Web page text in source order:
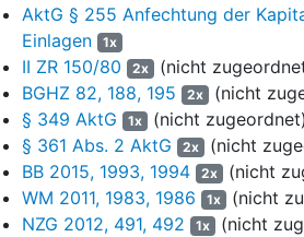
Vertretungsmacht durch den
Maßgeblich sei, inwieweit dem
Gesellschafters Bä. gegen die
Beklagten, und die Notwendigkeit
Gesellschafter über den Erwerb
Ergebnis der Beweisaufnahme sei
dass der Beklagte bei Abschluss des
der fehlenden Zustimmung des
Verkauf an ihn und über die daraus
Herbeiführung eines
AktG § 255 Anfechtung der
Einlagen
1x
II ZR 150/80 2x (nicht
BGHZ 82, 188, 195
2x (nicht
§ 349 AktG
1x (nicht zugeordnet)
§ 361 Abs. 2 AktG
2x (nicht
BB 2015, 1993, 1994
2x (nicht
WM 2011, 1983, 1986
1x (nicht
NZG 2012, 491, 492
1x (nicht